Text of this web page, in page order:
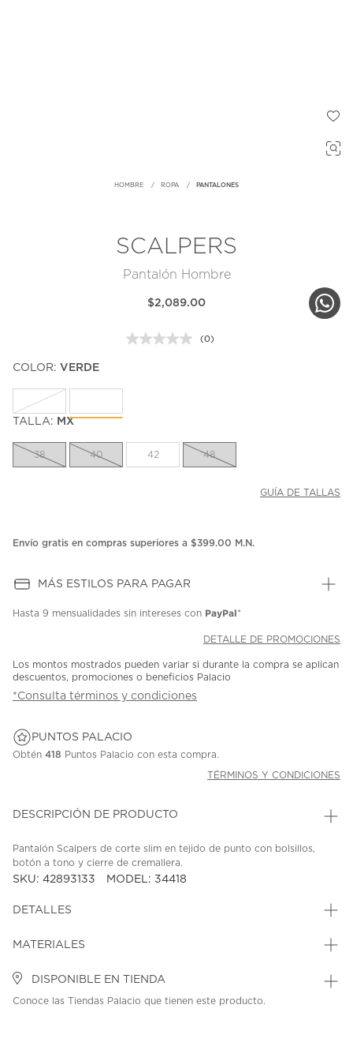
HOMBRE ROPA PANTALONES
SCALPERS
Pantalón Hombre
$2,089.00
Sin
(0)
COLOR: VERDE
TALLA: MX
38 40 42 48
GUÍA DE TALLAS
Envío gratis en compras superiores a $399.00 M.N.
MÁS ESTILOS PARA PAGAR
Hasta 9 mensualidades sin intereses con PayPal*
DETALLE DE PROMOCIONES
Los montos mostrados pueden variar si durante la compra se aplican
descuentos, promociones o beneficios Palacio
*Consulta términos y condiciones
PUNTOS PALACIO
Obtén 418 Puntos Palacio con esta compra.
TÉRMINOS Y CONDICIONES
DESCRIPCIÓN DE PRODUCTO
Pantalón Scalpers de corte slim en tejido de punto con bolsillos,
botón a tono y cierre de cremallera.
SKU: 42893133 MODEL: 34418
DETALLES
MATERIALES
DISPONIBLE EN TIENDA
Conoce las Tiendas Palacio que tienen este producto.